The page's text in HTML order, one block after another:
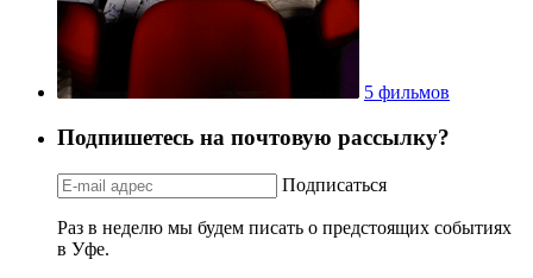
5 фильмов
Подпишетесь на почтовую рассылку?
Подписаться
Раз в неделю мы будем писать о предстоящих событиях
в Уфе.